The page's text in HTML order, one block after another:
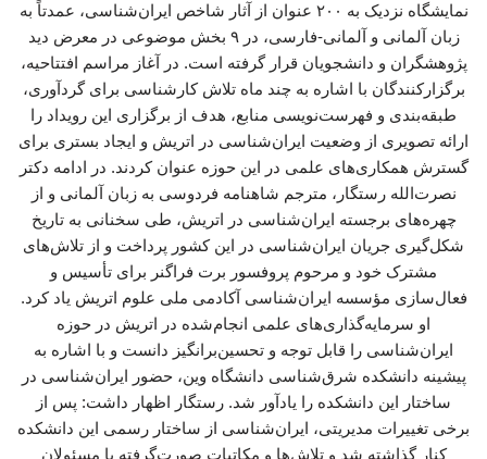
نمایشگاه نزدیک به ۲۰۰ عنوان از آثار شاخص ایران‌شناسی، عمدتاً به
زبان آلمانی و آلمانی-فارسی، در ۹ بخش موضوعی در معرض دید
پژوهشگران و دانشجویان قرار گرفته است. در آغاز مراسم افتتاحیه،
برگزارکنندگان با اشاره به چند ماه تلاش کارشناسی برای گردآوری،
طبقه‌بندی و فهرست‌نویسی منابع، هدف از برگزاری این رویداد را
ارائه تصویری از وضعیت ایران‌شناسی در اتریش و ایجاد بستری برای
گسترش همکاری‌های علمی در این حوزه عنوان کردند. در ادامه دکتر
نصرت‌الله رستگار، مترجم شاهنامه فردوسی به زبان آلمانی و از
چهره‌های برجسته ایران‌شناسی در اتریش، طی سخنانی به تاریخ
شکل‌گیری جریان ایران‌شناسی در این کشور پرداخت و از تلاش‌های
مشترک خود و مرحوم پروفسور برت فراگنر برای تأسیس و
فعال‌سازی مؤسسه ایران‌شناسی آکادمی ملی علوم اتریش یاد کرد.
او سرمایه‌گذاری‌های علمی انجام‌شده در اتریش در حوزه
ایران‌شناسی را قابل توجه و تحسین‌برانگیز دانست و با اشاره به
پیشینه دانشکده شرق‌شناسی دانشگاه وین، حضور ایران‌شناسی در
ساختار این دانشکده را یادآور شد. رستگار اظهار داشت: پس از
برخی تغییرات مدیریتی، ایران‌شناسی از ساختار رسمی این دانشکده
کنار گذاشته شد و تلاش‌ها و مکاتبات صورت‌گرفته با مسئولان